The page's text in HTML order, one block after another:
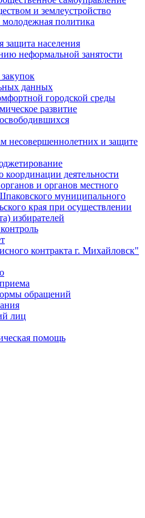
и землеустройство
молодежная политика
защита населения
неформальной занятости
данных
городской среды
развитие
несовершеннолетних и защите
координации деятельности
и органов местного
муниципального
края при осуществлении
избирателей
контракта г. Михайловск"
обращений
лиц
помощь